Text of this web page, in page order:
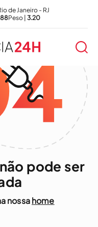
de Janeiro - RJ
Peso | 3.20
pode ser
nossahome